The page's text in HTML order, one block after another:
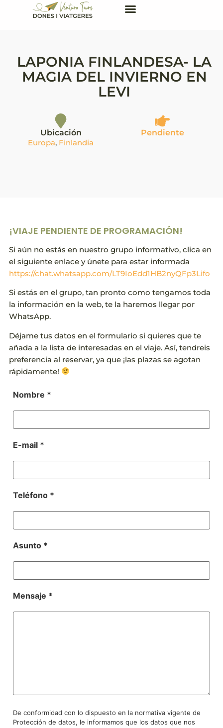
LAPONIA FINLANDESA- LA
MAGIA DEL INVIERNO EN
LEVI
Ubicación
Europa, Finlandia
Pendiente
¡VIAJE PENDIENTE DE PROGRAMACIÓN!
Si aún no estás en nuestro grupo informativo, clica en
el siguiente enlace y únete para estar informada
https://chat.whatsapp.com/LT9IoEdd1HB2nyQFp3Lifo
Si estás en el grupo, tan pronto como tengamos toda
la información en la web, te la haremos llegar por
WhatsApp.
Déjame tus datos en el formulario si quieres que te
añada a la lista de interesadas en el viaje. Así, tendreis
preferencia al reservar, ya que ¡las plazas se agotan
rápidamente!
Nombre *
E-mail *
Teléfono *
Asunto *
Mensaje *
De conformidad con lo dispuesto en la normativa vigente de
Protección de datos, le informamos que los datos que nos